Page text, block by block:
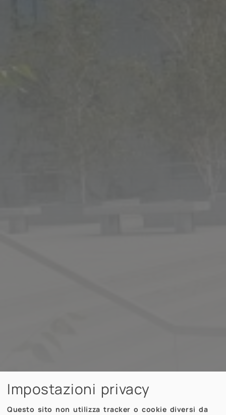
Impostazioni privacy
Questo sito non utilizza tracker o cookie diversi da